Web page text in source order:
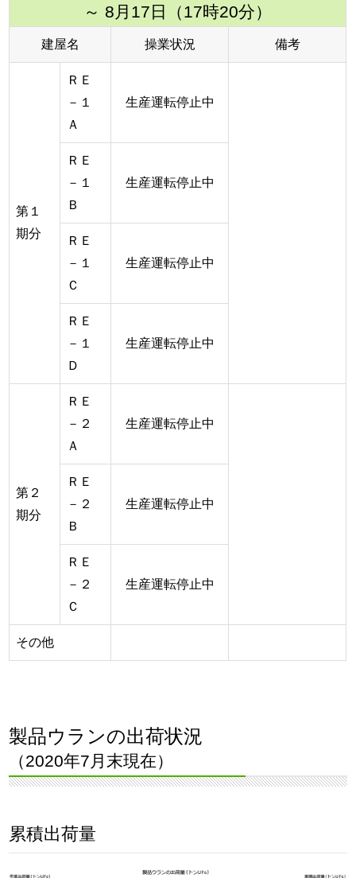
～ 8月17日（17時20分）
建屋名 操業状況 備考
第１
期分
ＲＥ
－１
Ａ
生産運転停止中
ＲＥ
－１
Ｂ
生産運転停止中
ＲＥ
－１
Ｃ
生産運転停止中
ＲＥ
－１
Ｄ
生産運転停止中
第２
期分
ＲＥ
－２
Ａ
生産運転停止中
ＲＥ
－２
Ｂ
生産運転停止中
ＲＥ
－２
Ｃ
生産運転停止中
その他
製品ウランの出荷状況
（2020年7月末現在）
累積出荷量